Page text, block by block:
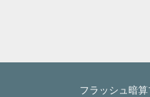
フラッシュ暗